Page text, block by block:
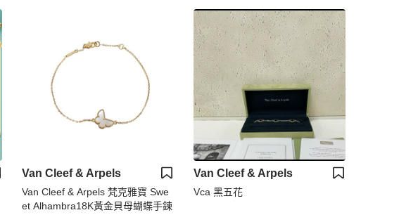
Van Cleef & Arpels
Van Cleef & Arpels 梵克雅寶 Swe
et Alhambra18K黃金貝母蝴蝶手鍊
Van Cleef & Arpels
Vca 黑五花